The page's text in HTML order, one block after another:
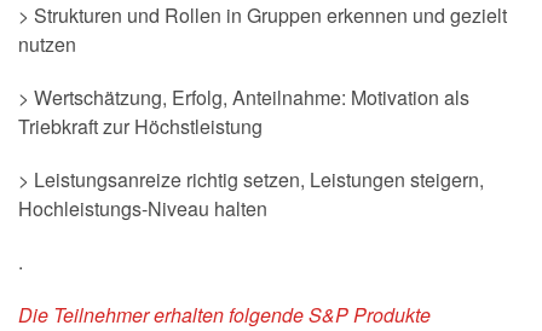
> Strukturen und Rollen in Gruppen erkennen und gezielt
nutzen
> Wertschätzung, Erfolg, Anteilnahme: Motivation als
Triebkraft zur Höchstleistung
> Leistungsanreize richtig setzen, Leistungen steigern,
Hochleistungs-Niveau halten
.
Die Teilnehmer erhalten folgende S&P Produkte